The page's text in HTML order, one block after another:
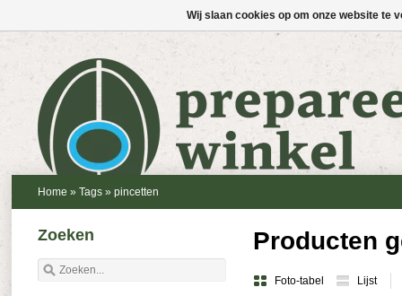
Home » Tags » pincetten
Producten
Foto-tabel Lijst
Zoeken
Wij slaan cookies op om onze website te